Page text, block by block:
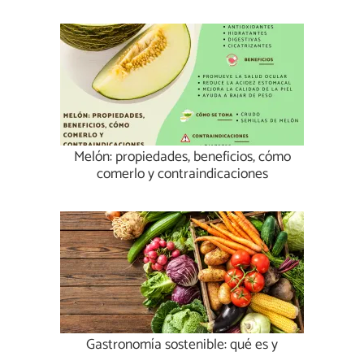
Melón: propiedades, beneficios, cómo
comerlo y contraindicaciones
Gastronomía sostenible: qué es y